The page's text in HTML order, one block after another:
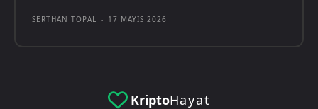
SERTHAN TOPAL - 17 MAYIS 2026
KriptoHayat